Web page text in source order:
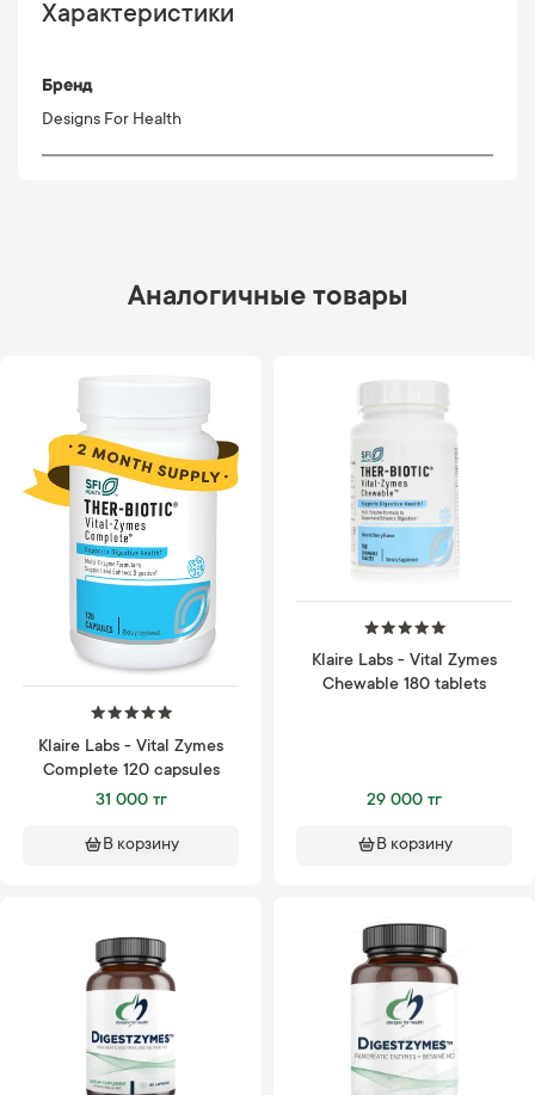
Характеристики
Бренд
Designs For Health
Аналогичные товары
Klaire Labs - Vital Zymes
Complete 120 capsules
31 000 тг
В корзину
Klaire Labs - Vital Zymes
Chewable 180 tablets
29 000 тг
В корзину